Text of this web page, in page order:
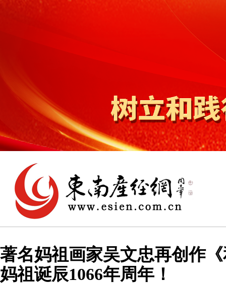
著名妈祖画家吴文忠再创作
妈祖诞辰1066年周年！